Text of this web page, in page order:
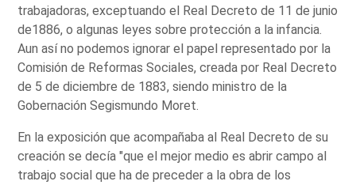
trabajadoras, exceptuando el Real Decreto de 11 de junio
de1886, o algunas leyes sobre protección a la infancia.
Aun así no podemos ignorar el papel representado por la
Comisión de Reformas Sociales, creada por Real Decreto
de 5 de diciembre de 1883, siendo ministro de la
Gobernación Segismundo Moret.
En la exposición que acompañaba al Real Decreto de su
creación se decía "que el mejor medio es abrir campo al
trabajo social que ha de preceder a la obra de los